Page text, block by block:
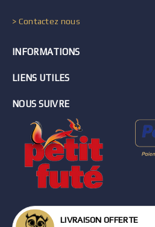
> Contactez nous
INFORMATIONS
LIENS UTILES
NOUS SUIVRE
LIVRAISON OFFERTE